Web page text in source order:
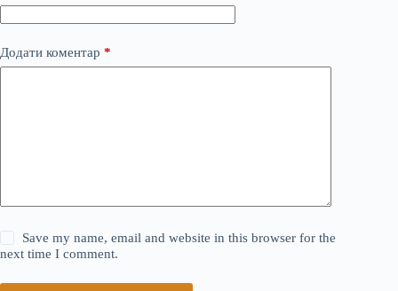
Додати коментар *
Save my name, email and website in this browser for the
next time I comment.